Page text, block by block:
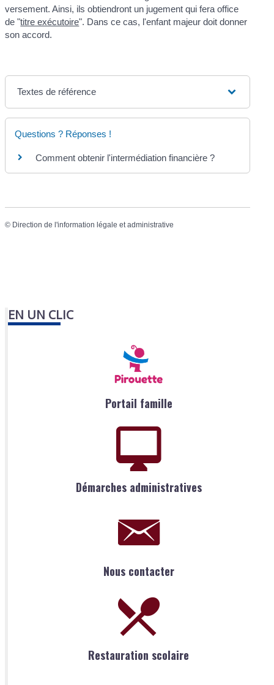
versement. Ainsi, ils obtiendront un jugement qui fera office
de "titre exécutoire". Dans ce cas, l'enfant majeur doit donner
son accord.
Textes de référence
Questions ? Réponses !
Comment obtenir l'intermédiation financière ?
© Direction de l'information légale et administrative
EN UN CLIC
Portail famille
Démarches administratives
Nous contacter
Restauration scolaire